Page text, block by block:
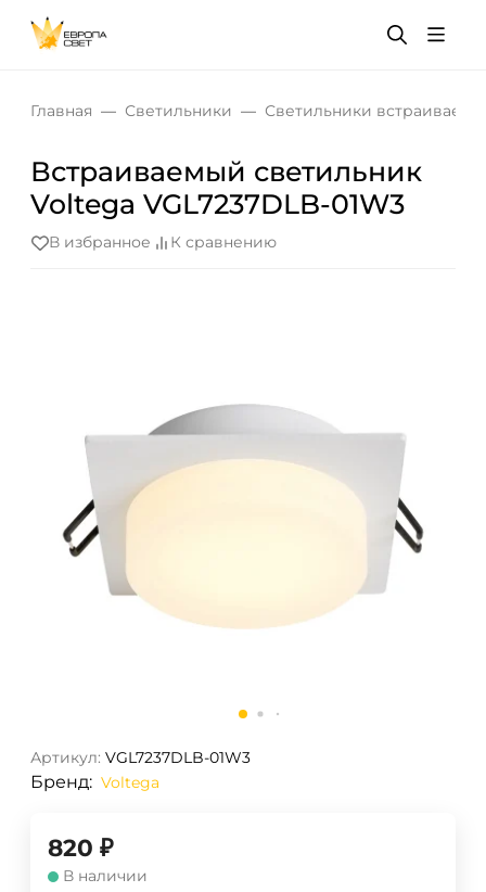
Главная Светильники Светильники
Встраиваемый светильник
Voltega VGL7237DLB-01W3
В избранное К сравнению
Артикул: VGL7237DLB-01W3
Бренд: Voltega
820 ₽
В наличии